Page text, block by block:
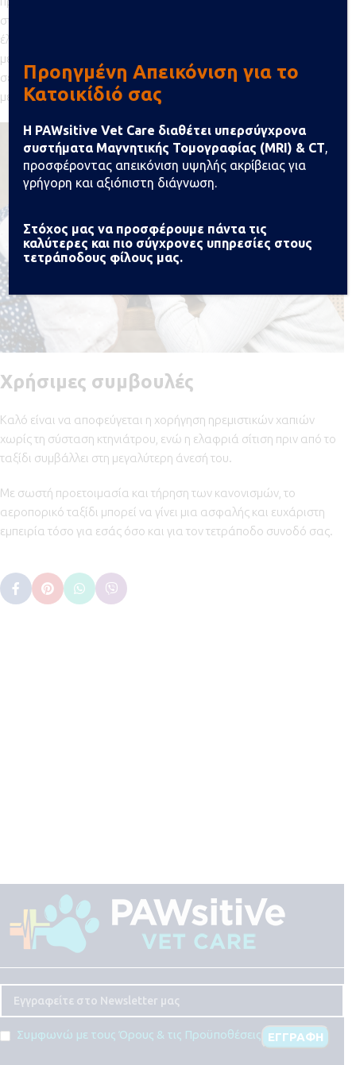
στο check-in μαζί με όλα τα απαραίτητα έγγραφα. Κατά τον
έλεγχο θα συμπληρωθεί και η ειδική φόρμα αποδοχής
μεταφοράς ζώου. Βεβαιωθείτε ότι το κατοικίδιο έχει πρόσβαση
σε νερό και ότι είναι εξοικειωμένο με το κλουβί/τσάντα
μεταφοράς του αρκετές ημέρες πριν από το ταξίδι.
Χρήσιμες συμβουλές
Καλό είναι να αποφεύγεται η χορήγηση ηρεμιστικών χαπιών
χωρίς τη σύσταση κτηνιάτρου, ενώ η ελαφριά σίτιση πριν από το
ταξίδι συμβάλλει στη μεγαλύτερη άνεσή του.
Με σωστή προετοιμασία και τήρηση των κανονισμών, το
αεροπορικό ταξίδι μπορεί να γίνει μια ασφαλής και ευχάριστη
εμπειρία τόσο για εσάς όσο και για τον τετράποδο συνοδό σας.
Συμφωνώ με τους Όρους & τις Προϋποθέσεις
Προηγμένη Απεικόνιση για το
Κατοικίδιό σας
Η PAWsitive Vet Care διαθέτει υπερσύγχρονα
συστήματα Μαγνητικής Τομογραφίας (MRI) & CT,
προσφέροντας απεικόνιση υψηλής ακρίβειας για
γρήγορη και αξιόπιστη διάγνωση.
Στόχος μας να προσφέρουμε πάντα τις
καλύτερες και πιο σύγχρονες υπηρεσίες στους
τετράποδους φίλους μας.